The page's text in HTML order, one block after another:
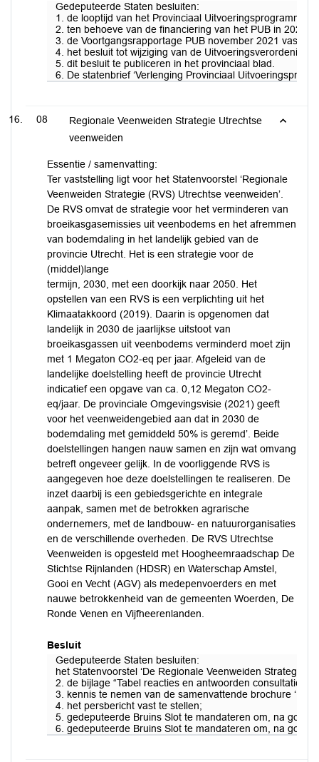
Gedeputeerde Staten besluiten:
1. de looptijd van het Provinciaal Uitvoeringsprogramma
2. ten behoeve van de financiering van het PUB in 2022
3. de Voortgangsrapportage PUB november 2021 vast te
4. het besluit tot wijziging van de Uitvoeringsverordening
5. dit besluit te publiceren in het provinciaal blad.
6. De statenbrief ‘Verlenging Provinciaal
08
Regionale Veenweiden Strategie Utrechtse
veenweiden
Essentie / samenvatting:
Ter vaststelling ligt voor het Statenvoorstel ‘Regionale
Veenweiden Strategie (RVS) Utrechtse veenweiden’.
De RVS omvat de strategie voor het verminderen van
broeikasgasemissies uit veenbodems en het afremmen
van bodemdaling in het landelijk gebied van de
provincie Utrecht. Het is een strategie voor de
(middel)lange
termijn, 2030, met een doorkijk naar 2050. Het
opstellen van een RVS is een verplichting uit het
Klimaatakkoord (2019). Daarin is opgenomen dat
landelijk in 2030 de jaarlijkse uitstoot van
broeikasgassen uit veenbodems verminderd moet zijn
met 1 Megaton CO2-eq per jaar. Afgeleid van de
landelijke doelstelling heeft de provincie Utrecht
indicatief een opgave van ca. 0,12 Megaton CO2-
eq/jaar. De provinciale Omgevingsvisie (2021) geeft
voor het veenweidengebied aan dat in 2030 de
bodemdaling met gemiddeld 50% is geremd’. Beide
doelstellingen hangen nauw samen en zijn wat omvang
betreft ongeveer gelijk. In de voorliggende RVS is
aangegeven hoe deze doelstellingen te realiseren. De
inzet daarbij is een gebiedsgerichte en integrale
aanpak, samen met de betrokken agrarische
ondernemers, met de landbouw- en natuurorganisaties
en de verschillende overheden. De RVS Utrechtse
Veenweiden is opgesteld met Hoogheemraadschap De
Stichtse Rijnlanden (HDSR) en Waterschap Amstel,
Gooi en Vecht (AGV) als medepenvoerders en met
nauwe betrokkenheid van de gemeenten Woerden, De
Ronde Venen en Vijfheerenlanden.
Besluit
Gedeputeerde Staten besluiten:
het Statenvoorstel ‘De Regionale Veenweiden Strategie
2. de bijlage “Tabel reacties en antwoorden
3. kennis te nemen van de samenvattende brochure
4. het persbericht vast te stellen;
5. gedeputeerde Bruins Slot te mandateren om, na
6. gedeputeerde Bruins Slot te mandateren om, na